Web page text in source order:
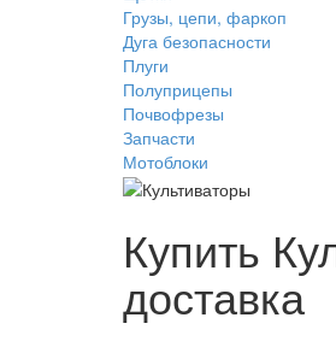
Грузы, цепи, фаркоп
Дуга безопасности
Плуги
Полуприцепы
Почвофрезы
Запчасти
Мотоблоки
Купить
доставка